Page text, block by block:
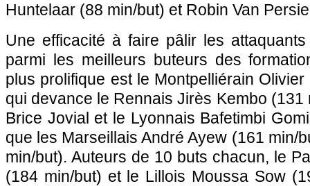
Huntelaar (88 min/but) et Robin Van
Une efficacité à faire pâlir les
parmi les meilleurs buteurs des
plus prolifique est le Montpelliérain
qui devance le Rennais Jirès Kembo (131
Brice Jovial et le Lyonnais Bafetimbi
que les Marseillais André Ayew (161 min/
min/but). Auteurs de 10 buts chacun, le
(184 min/but) et le Lillois Moussa Sow